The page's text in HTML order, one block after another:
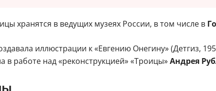
хранятся в ведущих музеях России, в том числе в
иллюстрации к «Евгению Онегину» (Детгиз,
в работе над «реконструкцией» «Троицы»Андрея